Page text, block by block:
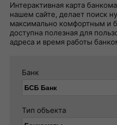
Интерактивная карта
нашем сайте, делает поиск
максимально комфортным и
доступна полезная для
адреса и время работы
Банк
Тип объекта